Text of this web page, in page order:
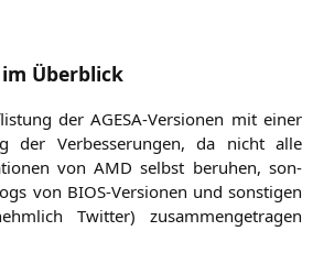
im Überblick
der AGE­SA-Ver­sio­nen mit einer
der Ver­bes­se­run­gen, da nicht alle
vonAMD selbst beru­hen, son­
von BIOS-Ver­sio­nen und sons­ti­gen
Twit­ter) zusam­men­ge­tra­gen